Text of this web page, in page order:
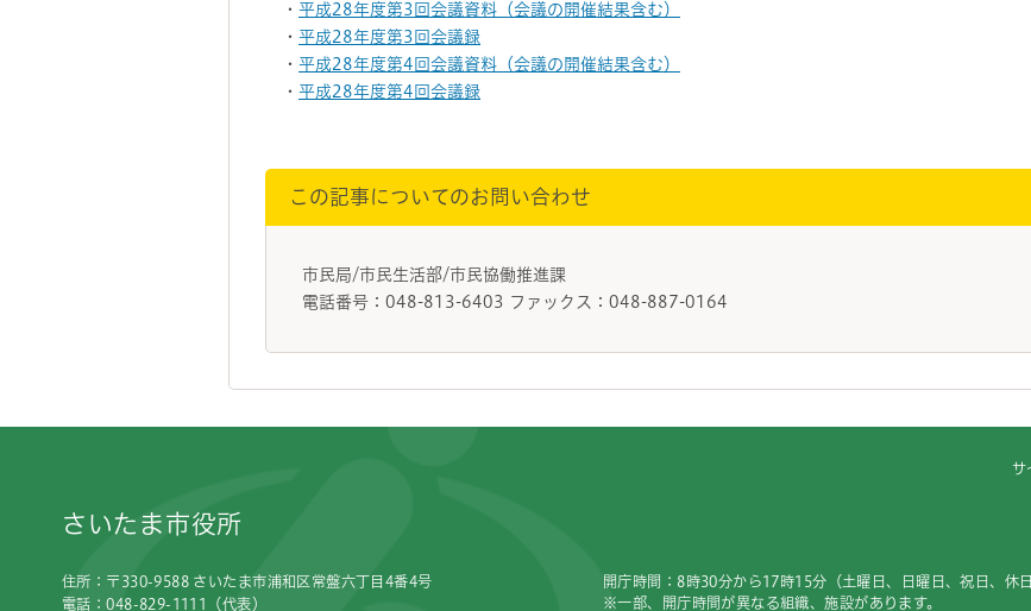
・ 平成28年度第3回会議資料（会議の開催結果含む）
・ 平成28年度第3回会議録
・ 平成28年度第4回会議資料（会議の開催結果含む）
・ 平成28年度第4回会議録
この記事についてのお問い合わせ
市民局/市民生活部/市民協働推進課
電話番号：048-813-6403 ファックス：048-887-0164
サ
さいたま市役所
住所：〒330-9588 さいたま市浦和区常盤六丁目4番4号
電話：048-829-1111（代表）
開庁時間：8時30分から17時15分（土曜日、日曜日、祝日、休
※一部、開庁時間が異なる組織、施設があります。